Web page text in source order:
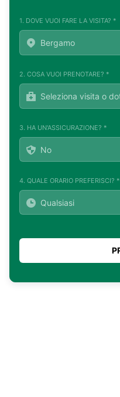
1. DOVE VUOI FARE LA VISITA? *
2. COSA VUOI PRENOTARE? *
3. HA UN'ASSICURAZIONE? *
4. QUALE ORARIO PREFERISCI? *